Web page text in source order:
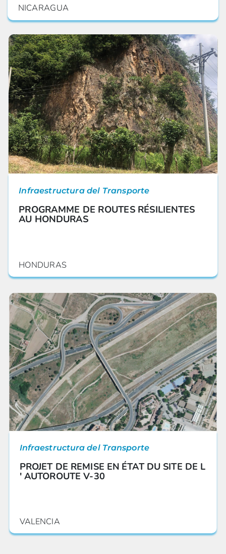
NICARAGUA
Infraestructura del Transporte
PROGRAMME DE ROUTES RÉSILIENTES
AU HONDURAS
HONDURAS
Infraestructura del Transporte
PROJET DE REMISE EN ÉTAT DU SITE DE L
' AUTOROUTE V-30
VALENCIA